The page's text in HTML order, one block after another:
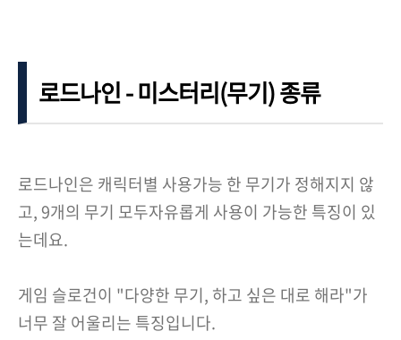
로드나인 - 미스터리(무기) 종류
로드나인은 캐릭터별 사용가능 한 무기가 정해지지 않
고, 9개의 무기 모두자유롭게 사용이 가능한 특징이 있
는데요.
게임 슬로건이 "다양한 무기, 하고 싶은 대로 해라"가
너무 잘 어울리는 특징입니다.